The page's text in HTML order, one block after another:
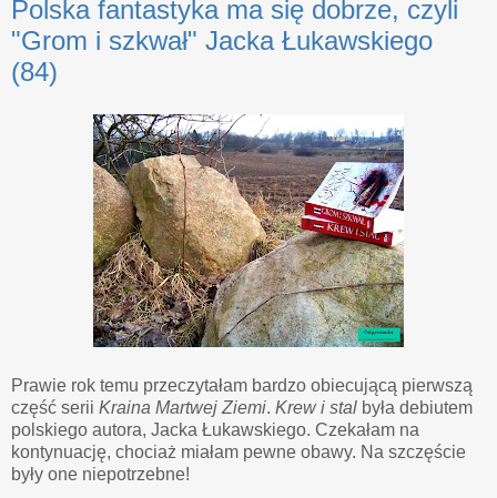
Polska fantastyka ma się dobrze, czyli
"Grom i szkwał" Jacka Łukawskiego
(84)
Prawie rok temu przeczytałam bardzo obiecującą pierwszą
część serii Kraina Martwej Ziemi. Krew i stal była debiutem
polskiego autora, Jacka Łukawskiego. Czekałam na
kontynuację, chociaż miałam pewne obawy. Na szczęście
były one niepotrzebne!